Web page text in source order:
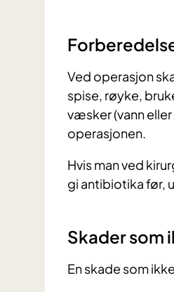
Ved operasjon
spise, røyke,
væsker (vann
operasjonen.
Hvis man ved
gi antibiotika før,
Skader som
En skade som